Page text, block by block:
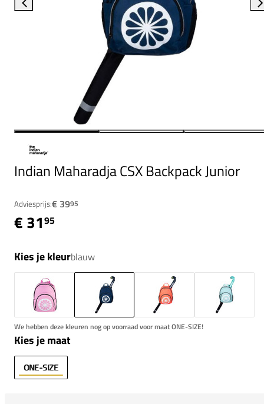
Indian Maharadja CSX Backpack Junior
Adviesprijs:€ 3995
€ 3195
Kies je kleurblauw
We hebben deze kleuren nog op voorraad voor maat ONE-SIZE!
Kies je maat
ONE-SIZE